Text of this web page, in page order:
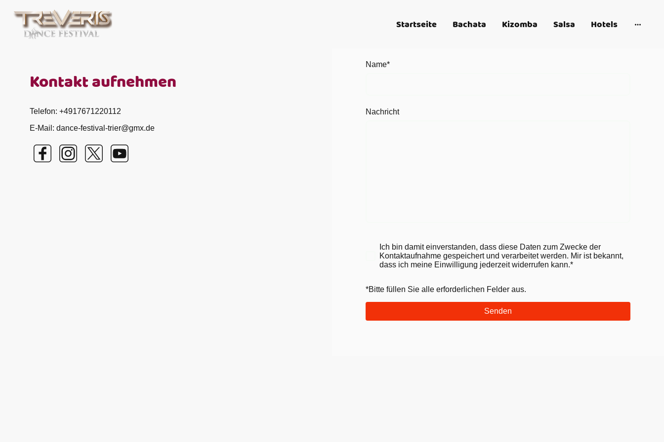
Startseite Bachata Kizomba Salsa Hotels
Kontakt aufnehmen
Telefon: +4917671220112
E-Mail: dance-festival-trier@gmx.de
Name*
Nachricht
Ich bin damit einverstanden, dass diese Daten zum Zwecke der
Kontaktaufnahme gespeichert und verarbeitet werden. Mir ist bekannt,
dass ich meine Einwilligung jederzeit widerrufen kann.*
*Bitte füllen Sie alle erforderlichen Felder aus.
Senden